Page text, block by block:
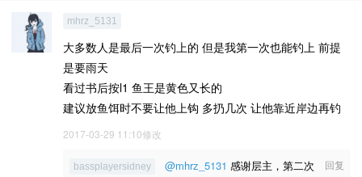
mhrz_5131
大多数人是最后一次钓上的 但是我第一次也能钓上 前提
是要雨天
看过书后按l1 鱼王是黄色又长的
建议放鱼饵时不要让他上钩 多扔几次 让他靠近岸边再钓
2017-03-29 11:10修改
回复
bassplayersidney @mhrz_5131 感谢层主，第二次